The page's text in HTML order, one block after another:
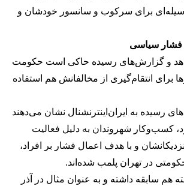
وسیله‌ای برای سرکوب و سانسور خودشان و
فشار سیاسی
و گزارش‌های رسیده حاکی است حکومت
برای انتقام‌گیری از مخالفانش هم استفاده
رسیده به ایران‌اینترنشنال نشان می‌دهند
کسب‌وکار شهروندان به دلیل فعالیت
و با هدف اعمال فشار بر افراد،
در تهران پلمب شده‌اند.
هم سابقه داشته و به عنوان مثال در آذر